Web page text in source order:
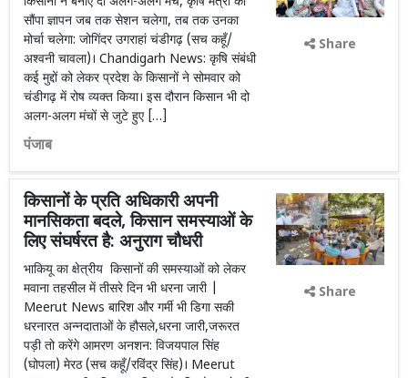
सौंपा ज्ञापन जब तक सेशन चलेगा, तब तक उनका
मोर्चा चलेगा: जोगिंदर उगराहां चंडीगढ़ (सच कहूँ/
अश्वनी चावला)। Chandigarh News: कृषि संबंधी
कई मुद्दों को लेकर प्रदेश के किसानों ने सोमवार को
चंडीगढ़ में रोष व्यक्त किया। इस दौरान किसान भी दो
अलग-अलग मंचों से जुटे हुए […]
पंजाब
Share
किसानों के प्रति अधिकारी अपनी
मानसिकता बदले, किसान समस्याओं के
लिए संघर्षरत है: अनुराग चौधरी
भाकियू का क्षेत्रीय किसानों की समस्याओं को लेकर
मवाना तहसील में तीसरे दिन भी धरना जारी |
Meerut News बारिश और गर्मी भी डिगा सकी
धरनारत अन्नदाताओं के हौसले,धरना जारी,जरूरत
पड़ी तो करेंगे आमरण अनशन: विजयपाल सिंह
(घोपला) मेरठ (सच कहूँ/रविंद्र सिंह)। Meerut
Share